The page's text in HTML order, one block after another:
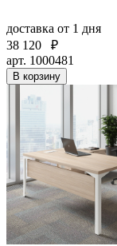
доставка от 1 дня
38 120
₽
арт. 1000481
В корзину